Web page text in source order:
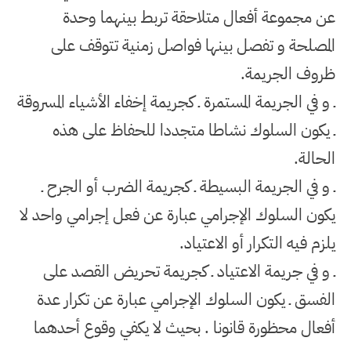
عن مجموعة أفعال متلاحقة تربط بينهما وحدة
المصلحة و تفصل بينها فواصل زمنية تتوقف على
ظروف الجريمة.
ـ و في الجريمة المستمرة ـ كجريمة إخفاء الأشياء المسروقة
ـ يكون السلوك نشاطا متجددا للحفاظ على هذه
الحالة.
ـ و في الجريمة البسيطة ـ كجريمة الضرب أو الجرح ـ
يكون السلوك الإجرامي عبارة عن فعل إجرامي واحد لا
يلزم فيه التكرار أو الاعتياد.
ـ و في جريمة الاعتياد ـ كجريمة تحريض القصد على
الفسق ـ يكون السلوك الإجرامي عبارة عن تكرار عدة
أفعال محظورة قانونا . بحيث لا يكفي وقوع أحدهما